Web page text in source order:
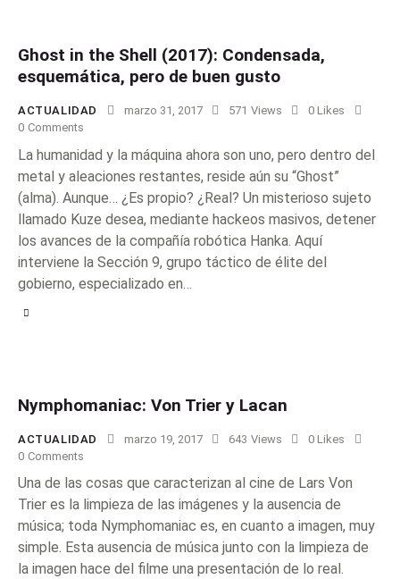
Ghost in the Shell (2017): Condensada,
esquemática, pero de buen gusto
ACTUALIDAD marzo 31, 2017 571 Views 0 Likes
0 Comments
La humanidad y la máquina ahora son uno, pero dentro del
metal y aleaciones restantes, reside aún su “Ghost”
(alma). Aunque… ¿Es propio? ¿Real? Un misterioso sujeto
llamado Kuze desea, mediante hackeos masivos, detener
los avances de la compañía robótica Hanka. Aquí
interviene la Sección 9, grupo táctico de élite del
gobierno, especializado en…
Nymphomaniac: Von Trier y Lacan
ACTUALIDAD marzo 19, 2017 643 Views 0 Likes
0 Comments
Una de las cosas que caracterizan al cine de Lars Von
Trier es la limpieza de las imágenes y la ausencia de
música; toda Nymphomaniac es, en cuanto a imagen, muy
simple. Esta ausencia de música junto con la limpieza de
la imagen hace del filme una presentación de lo real.